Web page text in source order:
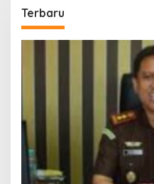
Terbaru